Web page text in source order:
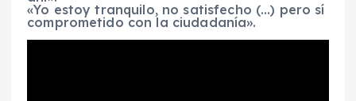
«Yo estoy tranquilo, no satisfecho (…) pero sí
comprometido con la ciudadanía».